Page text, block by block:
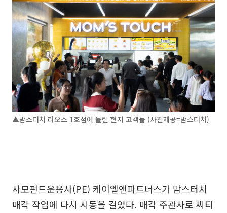
▲맘스터치 라오스 1호점에 몰린 현지 고객들 (사진제공=맘스터치)
사모펀드운용사(PE) 케이엘앤파트너스가 맘스터치
매각 작업에 다시 시동을 걸었다. 매각 주관사로 씨티